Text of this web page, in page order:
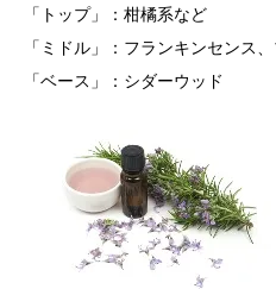
「トップ」：柑橘系など
「ミドル」：フランキンセンス
「ベース」：シダーウッド